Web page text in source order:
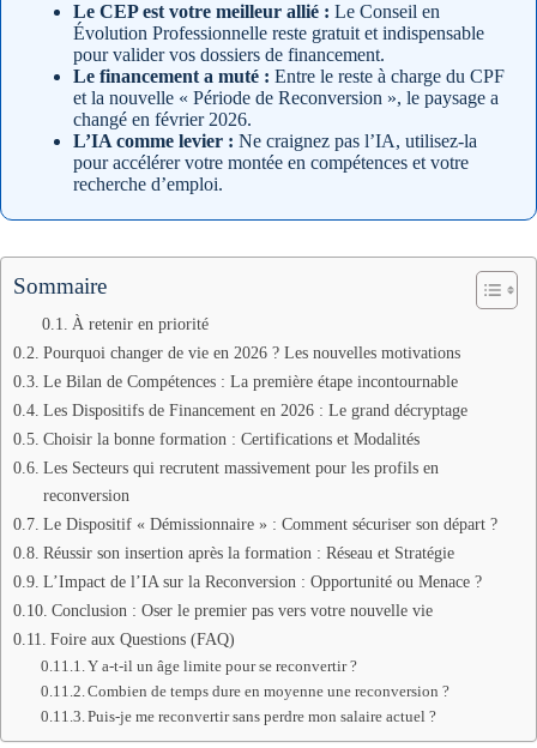
Le CEP est votre meilleur allié : Le Conseil en
Évolution Professionnelle reste gratuit et indispensable
pour valider vos dossiers de financement.
Le financement a muté : Entre le reste à charge du CPF
et la nouvelle « Période de Reconversion », le paysage a
changé en février 2026.
L’IA comme levier : Ne craignez pas l’IA, utilisez-la
pour accélérer votre montée en compétences et votre
recherche d’emploi.
Sommaire
À retenir en priorité
Pourquoi changer de vie en 2026 ? Les nouvelles motivations
Le Bilan de Compétences : La première étape incontournable
Les Dispositifs de Financement en 2026 : Le grand décryptage
Choisir la bonne formation : Certifications et Modalités
Les Secteurs qui recrutent massivement pour les profils en
reconversion
Le Dispositif « Démissionnaire » : Comment sécuriser son départ ?
Réussir son insertion après la formation : Réseau et Stratégie
L’Impact de l’IA sur la Reconversion : Opportunité ou Menace ?
Conclusion : Oser le premier pas vers votre nouvelle vie
Foire aux Questions (FAQ)
Y a-t-il un âge limite pour se reconvertir ?
Combien de temps dure en moyenne une reconversion ?
Puis-je me reconvertir sans perdre mon salaire actuel ?